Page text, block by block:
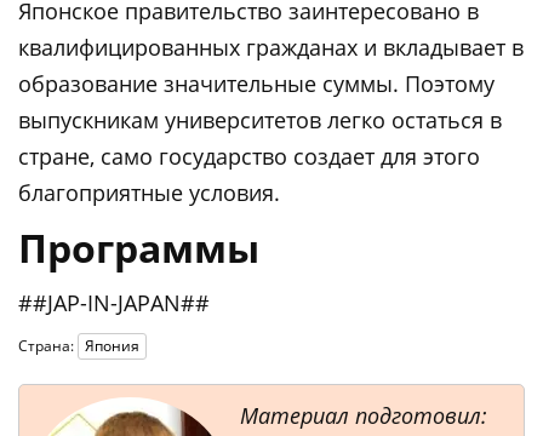
Японское правительство заинтересовано в
квалифицированных гражданах и вкладывает в
образование значительные суммы. Поэтому
выпускникам университетов легко остаться в
стране, само государство создает для этого
благоприятные условия.
Программы
##JAP-IN-JAPAN##
Страна: Япония
Материал подготовил: